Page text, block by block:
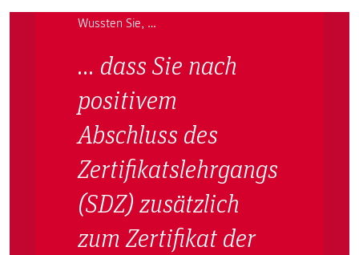
Wussten Sie, …
… dass Sie nach
positivem
Abschluss des
Zertifikatslehrgangs
(SDZ) zusätzlich
zum Zertifikat der